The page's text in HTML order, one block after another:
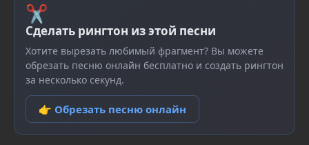
✂
Сделать рингтон из этой песни
Хотите вырезать любимый фрагмент? Вы можете
обрезать песню онлайн бесплатно и создать рингтон
за несколько секунд.
👉 Обрезать песню онлайн